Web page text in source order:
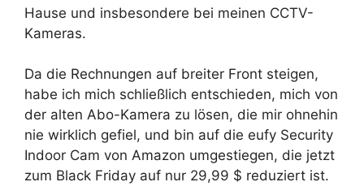
Hause und insbesondere bei meinen CCTV-
Kameras.
Da die Rechnungen auf breiter Front steigen,
habe ich mich schließlich entschieden, mich von
der alten Abo-Kamera zu lösen, die mir ohnehin
nie wirklich gefiel, und bin auf die eufy Security
Indoor Cam von Amazon umgestiegen, die jetzt
zum Black Friday auf nur 29,99 $ reduziert ist.